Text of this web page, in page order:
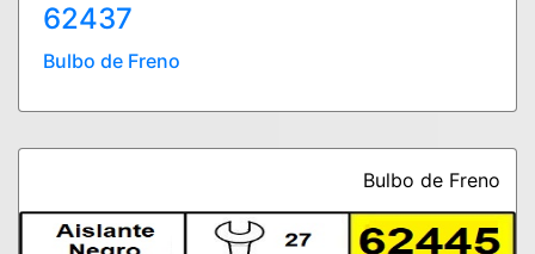
62437
Bulbo de Freno
Bulbo de Freno